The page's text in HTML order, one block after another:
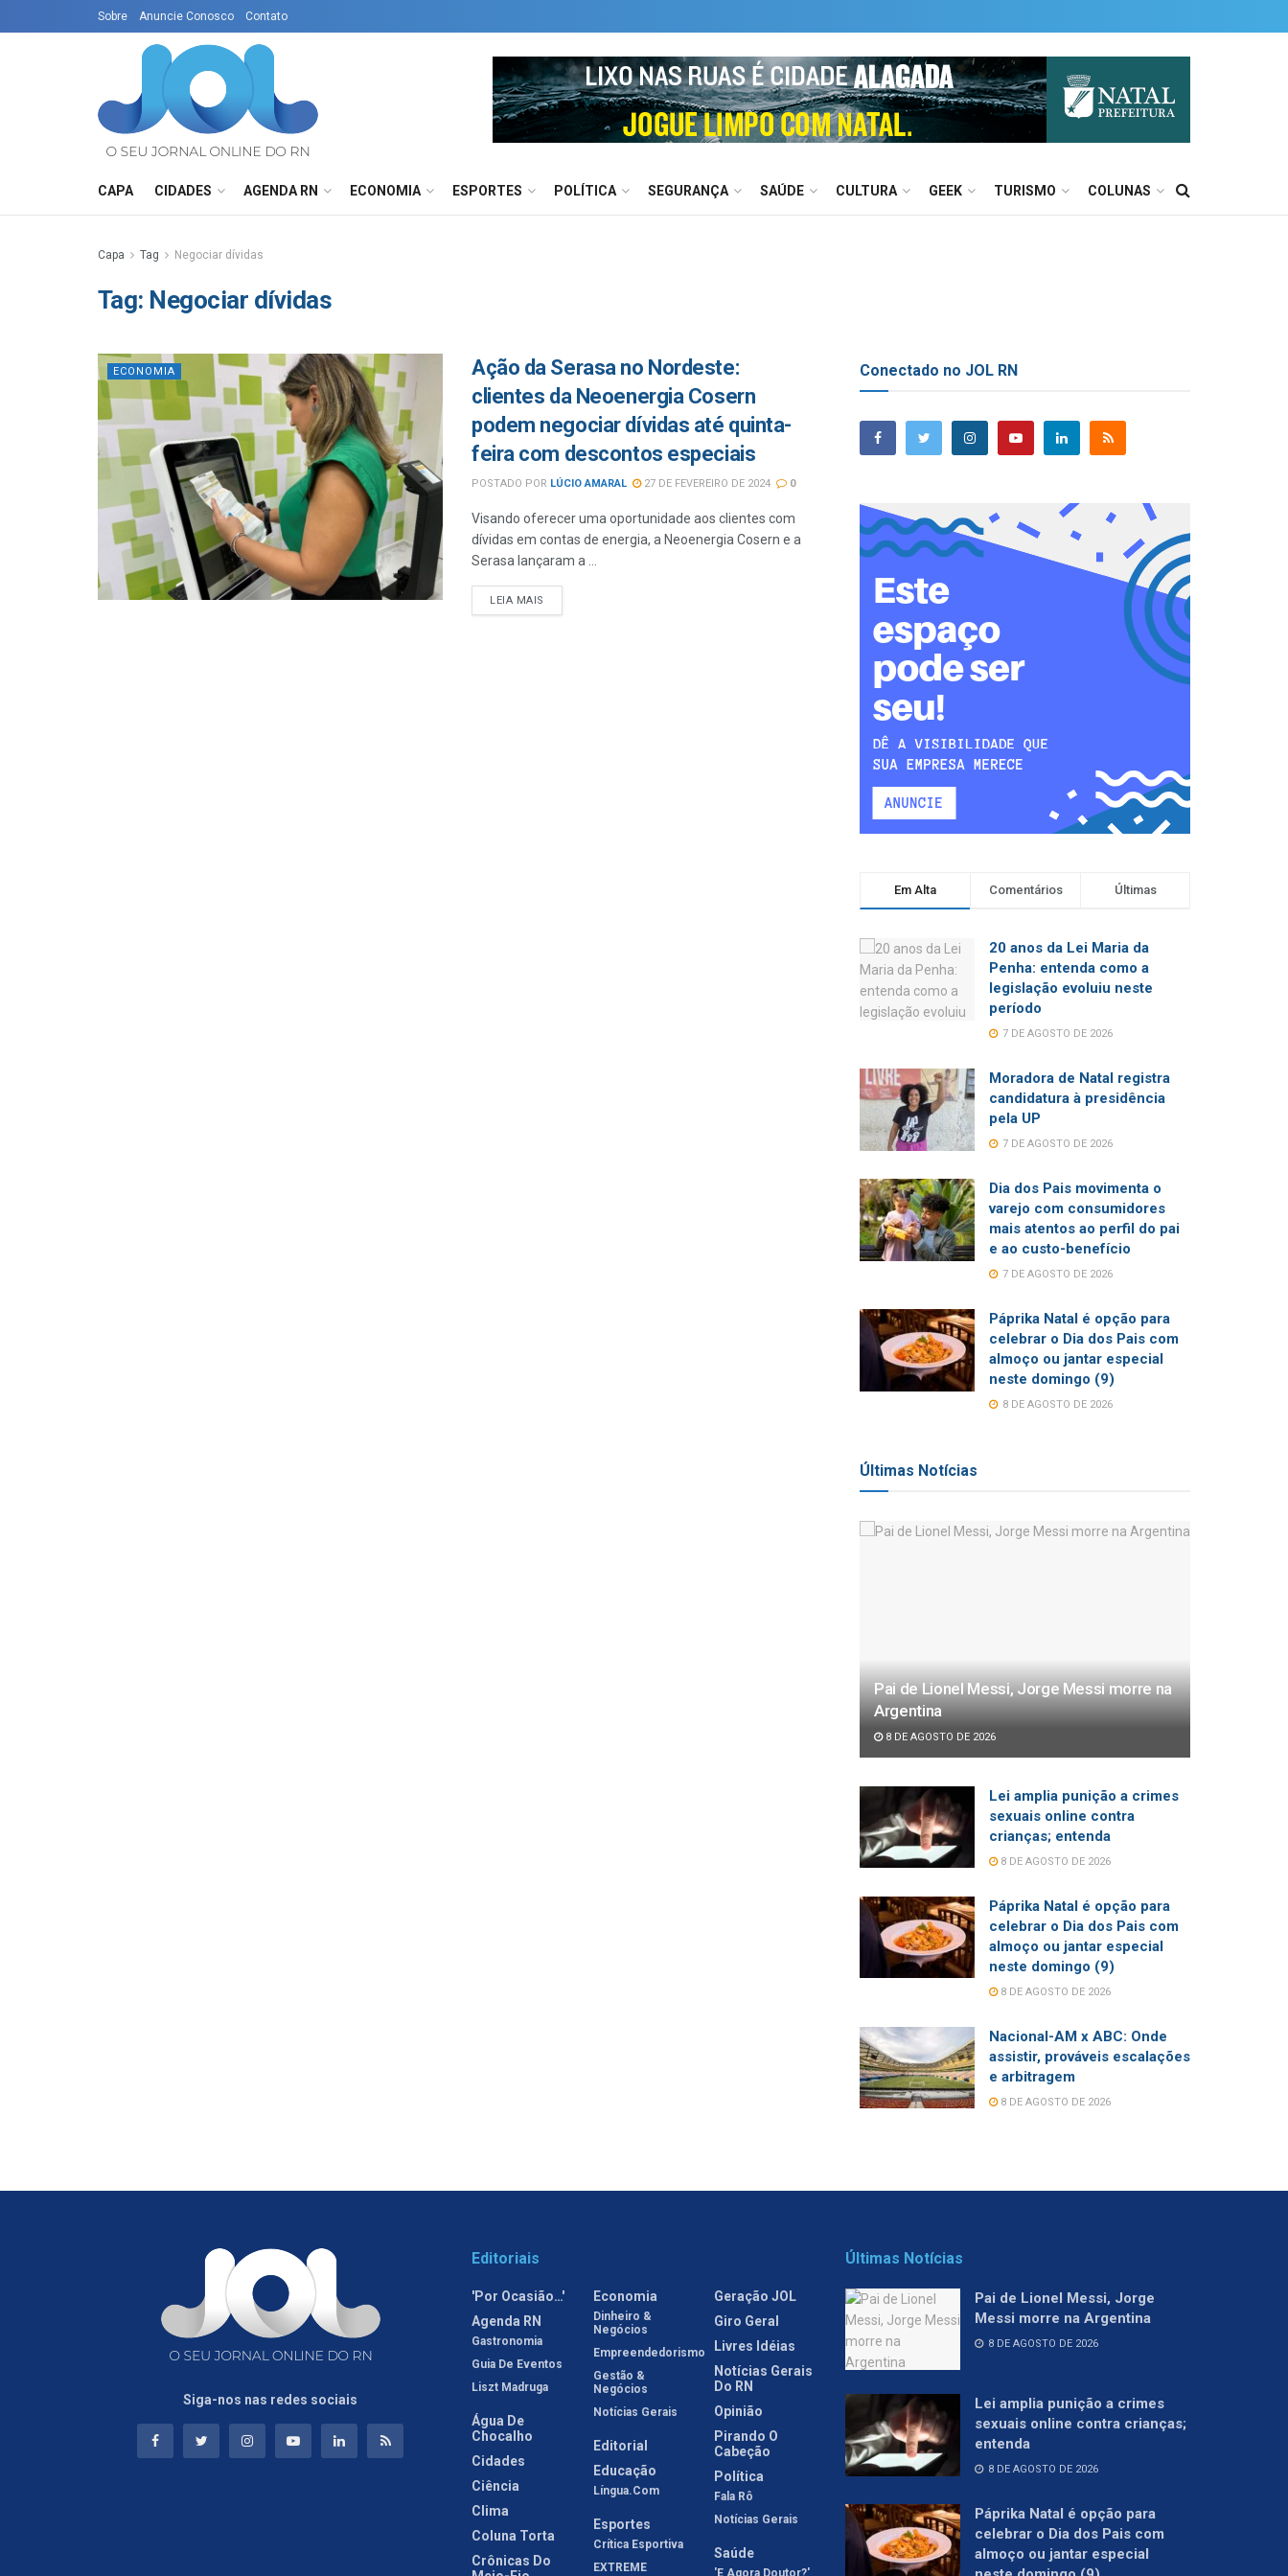
Sobre Anuncie Conosco Contato
CAPA CIDADES AGENDA RN ECONOMIA ESPORTES POLÍTICA SEGURANÇA SAÚDE CULTURA GEEK TURISMO COLUNAS
Capa Tag Negociar dívidas
Tag: Negociar dívidas
ECONOMIA
Ação da Serasa no Nordeste:
clientes da Neoenergia Cosern
podem negociar dívidas até quinta-
feira com descontos especiais
POSTADO POR LÚCIO AMARAL 27 DE FEVEREIRO DE 2024 0
Visando oferecer uma oportunidade aos clientes com
dívidas em contas de energia, a Neoenergia Cosern e a
Serasa lançaram a ...
LEIA MAIS
Conectado no JOL RN
Em Alta Comentários Últimas
20 anos da Lei Maria da
Penha: entenda como a
legislação evoluiu neste
período
7 DE AGOSTO DE 2026
Moradora de Natal registra
candidatura à presidência
pela UP
7 DE AGOSTO DE 2026
Dia dos Pais movimenta o
varejo com consumidores
mais atentos ao perfil do pai
e ao custo-benefício
7 DE AGOSTO DE 2026
Páprika Natal é opção para
celebrar o Dia dos Pais com
almoço ou jantar especial
neste domingo (9)
8 DE AGOSTO DE 2026
Últimas Notícias
Pai de Lionel Messi, Jorge Messi morre na
Argentina
8 DE AGOSTO DE 2026
Lei amplia punição a crimes
sexuais online contra
crianças; entenda
8 DE AGOSTO DE 2026
Páprika Natal é opção para
celebrar o Dia dos Pais com
almoço ou jantar especial
neste domingo (9)
8 DE AGOSTO DE 2026
Nacional-AM x ABC: Onde
assistir, prováveis escalações
e arbitragem
8 DE AGOSTO DE 2026
Siga-nos nas redes sociais
Editoriais
'Por Ocasião…'
Agenda RN
Gastronomia
Guia De Eventos
Liszt Madruga
Água De
Chocalho
Cidades
Ciência
Clima
Coluna Torta
Crônicas Do
Economia
Dinheiro &
Negócios
Empreendedorismo
Gestão &
Negócios
Notícias Gerais
Editorial
Educação
Língua.com
Esportes
Crítica Esportiva
EXTREME
Geração JOL
Giro Geral
Livres Idéias
Notícias Gerais
Do RN
Opinião
Pirando O
Cabeção
Política
Fala Rô
Notícias Gerais
Saúde
'E Agora Doutor?'
Últimas Notícias
Pai de Lionel Messi, Jorge
Messi morre na Argentina
8 DE AGOSTO DE 2026
Lei amplia punição a crimes
sexuais online contra crianças;
entenda
8 DE AGOSTO DE 2026
Páprika Natal é opção para
celebrar o Dia dos Pais com
almoço ou jantar especial